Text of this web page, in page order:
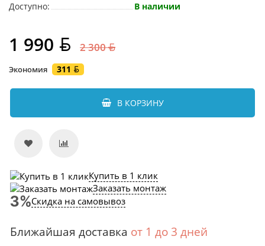
Доступно:
В наличии
1 990 2 300
Экономия 311
В КОРЗИНУ
Купить в 1 клик
Заказать монтаж
Скидка на самовывоз
Ближайшая доставка от 1 до 3 дней